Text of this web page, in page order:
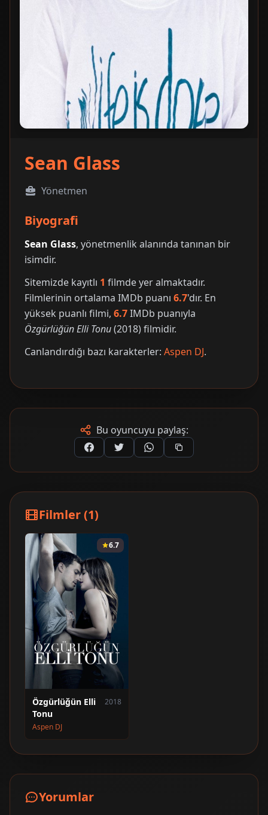
Sean Glass
Yönetmen
Biyografi
Sean Glass, yönetmenlik alanında tanınan bir
isimdir.
Sitemizde kayıtlı 1 filmde yer almaktadır.
Filmlerinin ortalama IMDb puanı 6.7'dır. En
yüksek puanlı filmi, 6.7IMDb puanıyla
Özgürlüğün Elli Tonu(2018) filmidir.
Canlandırdığı bazı karakterler: Aspen DJ.
Bu oyuncuyu paylaş:
Filmler (1)
6.7
Özgürlüğün Elli
Tonu
2018
Aspen DJ
Yorumlar